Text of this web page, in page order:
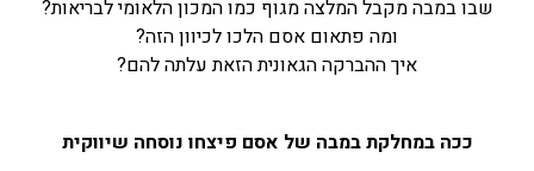
שבו במבה מקבל המלצה מגוף כמו המכון הלאומי לבריאות?
ומה פתאום אסם הלכו לכיוון הזה?
איך ההברקה הגאונית הזאת עלתה להם?
ככה במחלקת במבה של אסם פיצחו נוסחה שיווקית